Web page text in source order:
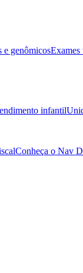
e genômicos
infantil
Conheça o Nav